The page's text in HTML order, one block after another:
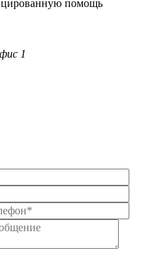
помощь
1